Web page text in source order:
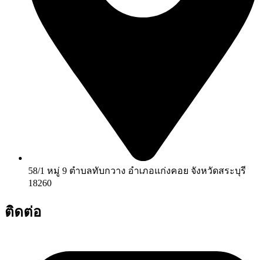
58/1 หมู่ 9 ตำบลทับกวาง อำเภอแก่งคอย จังหวัดสระบุรี
18260
ติดต่อ